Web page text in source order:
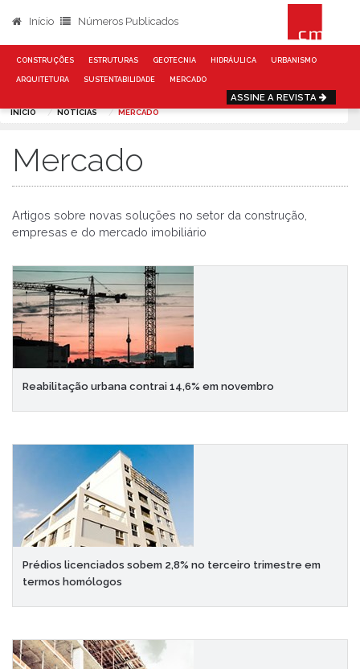
Início Números Publicados
CONSTRUÇÕES ESTRUTURAS GEOTECNIA HIDRÁULICA URBANISMO
ARQUITETURA SUSTENTABILIDADE MERCADO
ASSINE A REVISTA
INÍCIO NOTÍCIAS MERCADO
Mercado
Artigos sobre novas soluções no setor da construção,
empresas e do mercado imobiliário
Reabilitação urbana contrai 14,6% em novembro
Prédios licenciados sobem 2,8% no terceiro trimestre em
termos homólogos